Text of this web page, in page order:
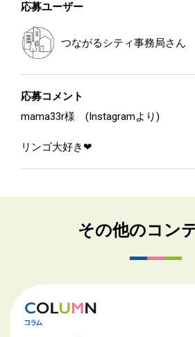
応募ユーザー
つながるシティ事務局さん
応募コメント
mama33r様 (Instagramより)
リンゴ大好き❤
その他のコン